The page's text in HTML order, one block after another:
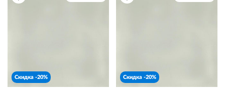
Скидка -20% Скидка -20%